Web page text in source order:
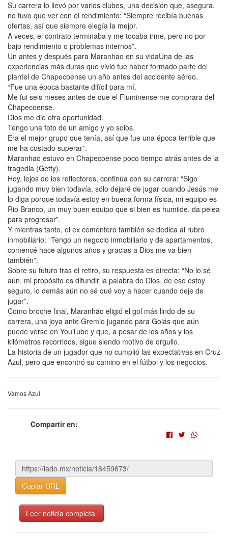
Su carrera lo llevó por varios clubes, una decisión que, asegura,
no tuvo que ver con el rendimiento: “Siempre recibía buenas
ofertas, así que siempre elegía la mejor.
A veces, el contrato terminaba y me tocaba irme, pero no por
bajo rendimiento o problemas internos”.
Un antes y después para Maranhao en su vidaUna de las
experiencias más duras que vivió fue haber formado parte del
plantel de Chapecoense un año antes del accidente aéreo.
“Fue una época bastante difícil para mí.
Me fui seis meses antes de que el Fluminense me comprara del
Chapecoense.
Dios me dio otra oportunidad.
Tengo una foto de un amigo y yo solos.
Era el mejor grupo que tenía, así que fue una época terrible que
me ha costado superar”.
Maranhao estuvo en Chapecoense poco tiempo atrás antes de la
tragedia (Getty).
Hoy, lejos de los reflectores, continúa con su carrera: “Sigo
jugando muy bien todavía, sólo dejaré de jugar cuando Jesús me
lo diga porque todavía estoy en buena forma física, mi equipo es
Rio Branco, un muy buen equipo que si bien es humilde, da pelea
para progresar”.
Y mientras tanto, el ex cementero también se dedica al rubro
inmobiliario: “Tengo un negocio inmobiliario y de apartamentos,
comencé hace algunos años y gracias a Dios me va bien
también”.
Sobre su futuro tras el retiro, su respuesta es directa: “No lo sé
aún, mi propósito es difundir la palabra de Dios, de eso estoy
seguro, lo demás aún no sé qué voy a hacer cuando deje de
jugar”.
Como broche final, Maranhão eligió el gol más lindo de su
carrera, una joya ante Gremio jugando para Goiás que aún
puede verse en YouTube y que, a pesar de los años y los
kilómetros recorridos, sigue siendo motivo de orgullo.
La historia de un jugador que no cumplió las expectativas en Cruz
Azul, pero que encontró su camino en el fútbol y los negocios.
Vamos Azul
Compartir en:
Copiar URL
Leer noticia completa.